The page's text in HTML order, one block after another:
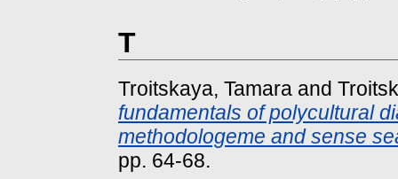
T
Troitskaya, Tamara and
fundamentals of polycultural
methodologeme and sense
pp. 64-68.